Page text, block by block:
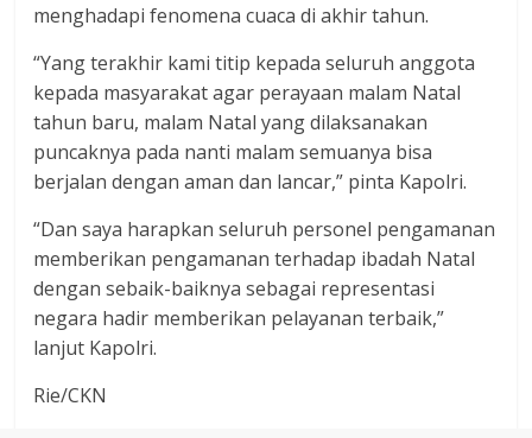
menghadapi fenomena cuaca di akhir tahun.
“Yang terakhir kami titip kepada seluruh anggota
kepada masyarakat agar perayaan malam Natal
tahun baru, malam Natal yang dilaksanakan
puncaknya pada nanti malam semuanya bisa
berjalan dengan aman dan lancar,” pinta Kapolri.
“Dan saya harapkan seluruh personel pengamanan
memberikan pengamanan terhadap ibadah Natal
dengan sebaik-baiknya sebagai representasi
negara hadir memberikan pelayanan terbaik,”
lanjut Kapolri.
Rie/CKN